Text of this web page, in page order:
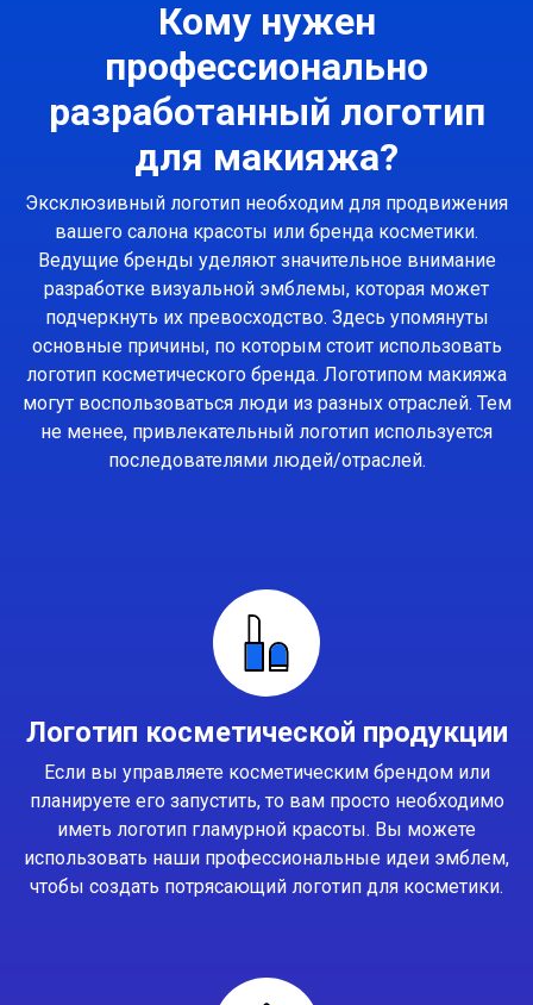
Кому нужен
профессионально
разработанный логотип
для макияжа?
Эксклюзивный логотип необходим для продвижения
вашего салона красоты или бренда косметики.
Ведущие бренды уделяют значительное внимание
разработке визуальной эмблемы, которая может
подчеркнуть их превосходство. Здесь упомянуты
основные причины, по которым стоит использовать
логотип косметического бренда. Логотипом макияжа
могут воспользоваться люди из разных отраслей. Тем
не менее, привлекательный логотип используется
последователями людей/отраслей.
Логотип косметической продукции
Если вы управляете косметическим брендом или
планируете его запустить, то вам просто необходимо
иметь логотип гламурной красоты. Вы можете
использовать наши профессиональные идеи эмблем,
чтобы создать потрясающий логотип для косметики.